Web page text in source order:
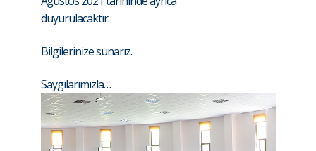
duyurulacaktır.
Bilgilerinize sunarız.
Saygılarımızla…